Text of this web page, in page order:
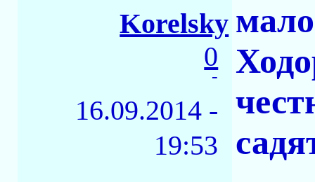
Korelsky
0
-
16.09.2014 -
19:53